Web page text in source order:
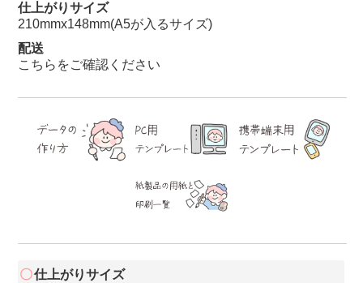
仕上がりサイズ
210mmx148mm(A5が入るサイズ)
配送
こちらをご確認ください
仕上がりサイズ